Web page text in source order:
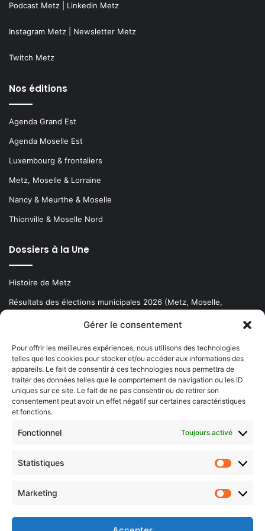
Gérer le consentement
Pour offrir les meilleures expériences, nous utilisons des technologies
telles que les cookies pour stocker et/ou accéder aux informations des
appareils. Le fait de consentir à ces technologies nous permettra de
traiter des données telles que le comportement de navigation ou les ID
uniques sur ce site. Le fait de ne pas consentir ou de retirer son
consentement peut avoir un effet négatif sur certaines caractéristiques
et fonctions.
Fonctionnel Toujours activé
Statistiques
Marketing
Podcast Metz Linkedin Metz
Instagram Metz Newsletter Metz
Twitch Metz
Nos éditions
Agenda Grand Est
Agenda Moselle Est
Luxembourg & frontaliers
Metz, Moselle & Lorraine
Nancy & Meurthe & Moselle
Thionville & Moselle Nord
Dossiers à la Une
Histoire de Metz
Résultats des élections municipales 2026 (Metz, Moselle,
Newsletter gratuite
Choisissez : matin, soir ou hebdo ?
votre